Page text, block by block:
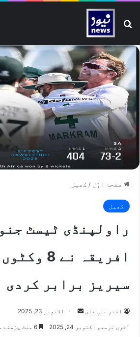
تلاش کیجیے
صفحۂ اوّل / کھیل
کھیل
راولپنڈی ٹیسٹ
افریقہ نے
سیریز برابر کردی
اختر علی خان اکتوبر 23, 2025
آخری ترمیم اکتوبر 24, 2025